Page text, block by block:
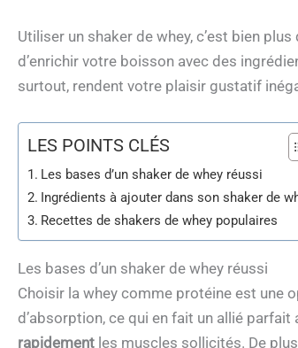
Utiliser un shaker de whey, c’est bien
d’enrichir votre boisson avec des
surtout, rendent votre plaisir gustatif
LES POINTS CLÉS
Les bases d’un shaker de whey réussi
Ingrédients à ajouter dans son shaker de
Recettes de shakers de whey populaires
Les bases d’un shaker de whey réussi
Choisir la whey comme protéine est une
d’absorption, ce qui en fait un allié
rapidement les muscles sollicités. De